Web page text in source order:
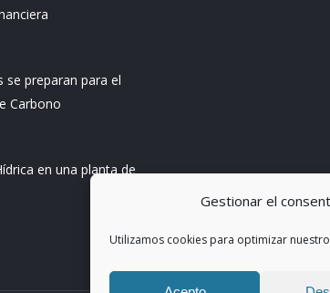
Gestionar el
Utilizamos cookies para optimizar
se preparan para el
Carbono
en una planta de